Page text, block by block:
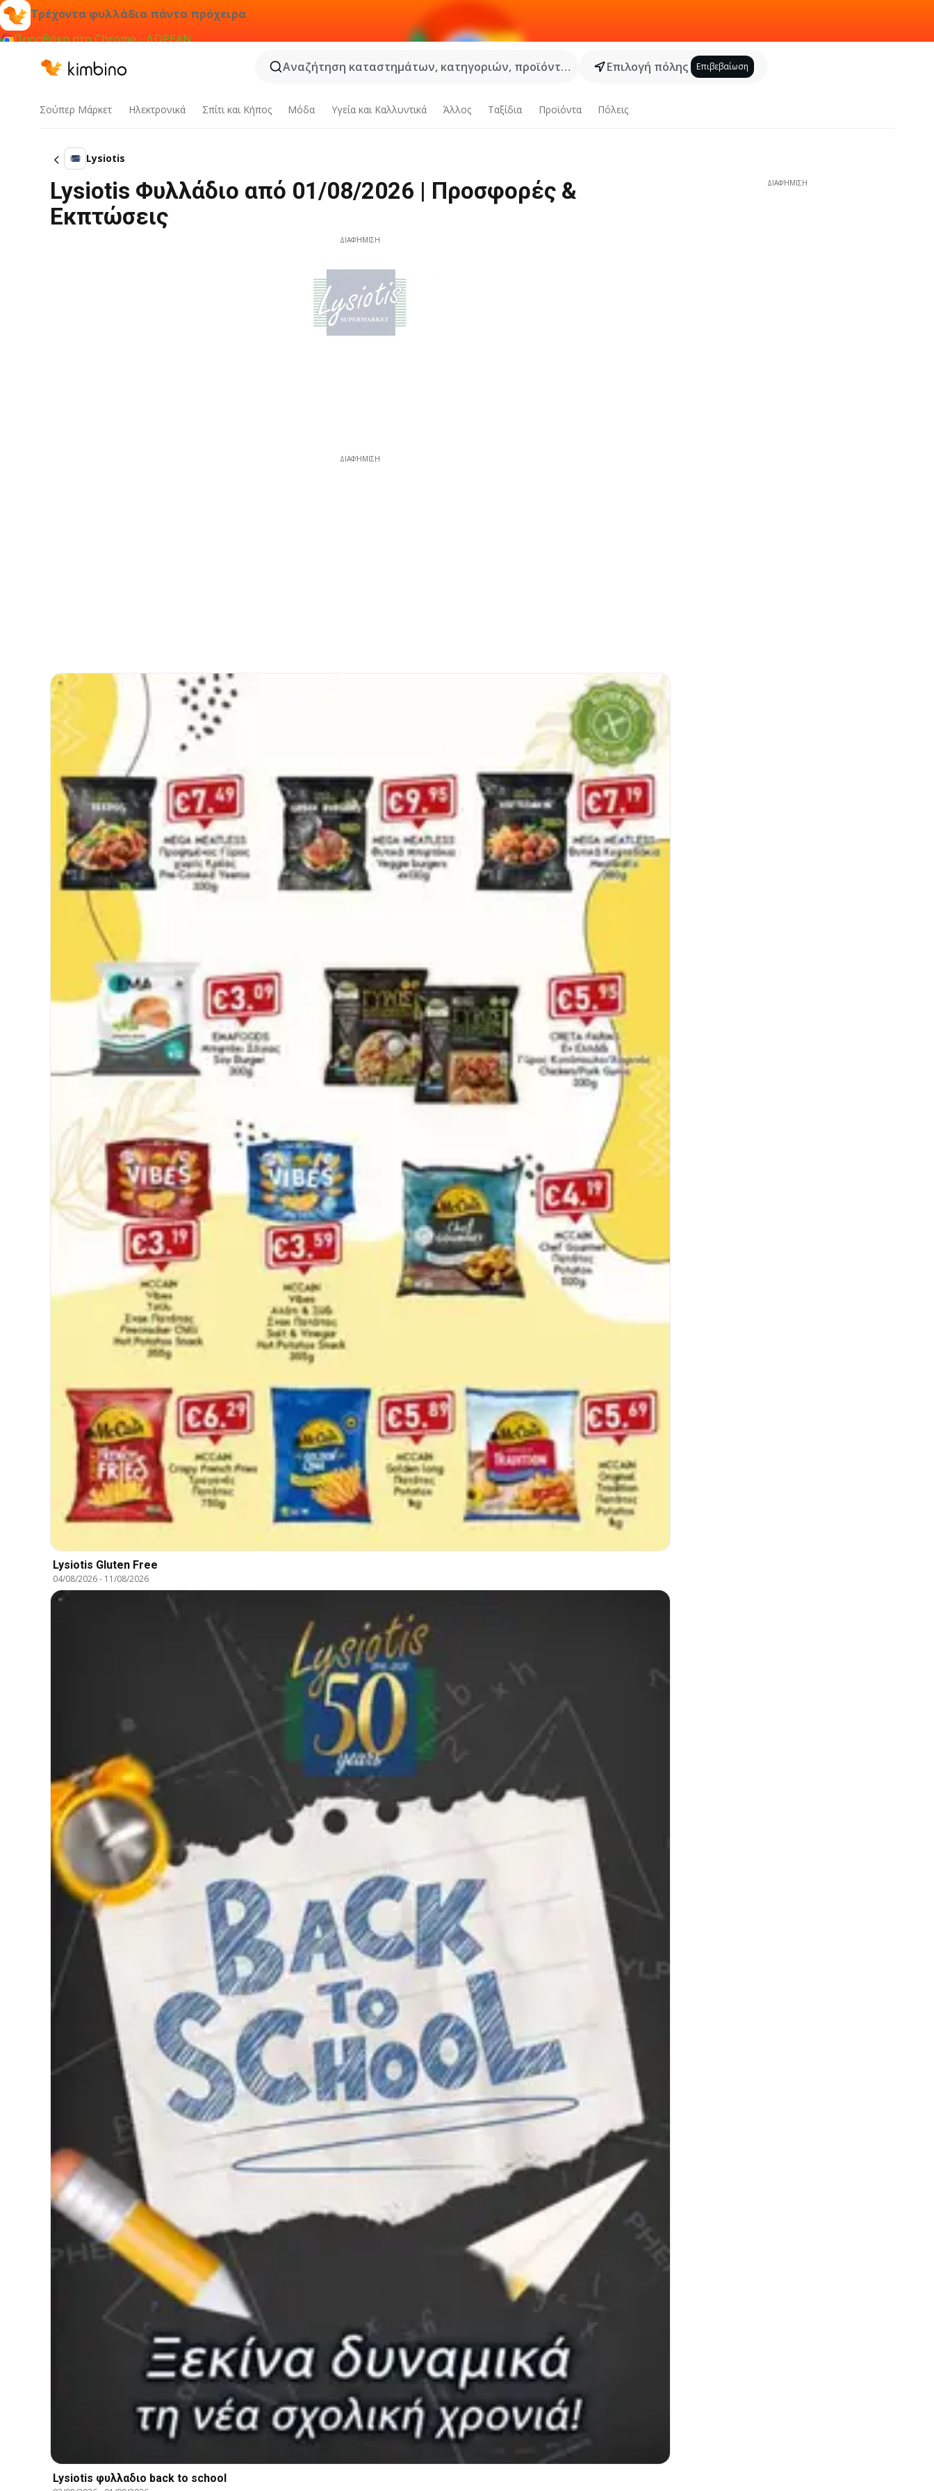
Τρέχοντα φυλλάδια πάντα πρόχειρα
Προσθήκη στο Chrome - ΔΩΡΕΑΝ
Αναζήτηση καταστημάτων, κατηγοριών, προϊόντων...
Επιλογή πόλης Επιβεβαίωση
Σούπερ Μάρκετ Hλεκτρονικά Σπίτι και Κήπος Μόδα Υγεία και Καλλυντικά Άλλος Ταξίδια Προϊόντα Πόλεις
Lysiotis
Lysiotis Φυλλάδιο από 01/08/2026 | Προσφορές &
Εκπτώσεις
ΔΙΑΦΉΜΙΣΗ
ΔΙΑΦΉΜΙΣΗ
Lysiotis Gluten Free
04/08/2026- 11/08/2026
Lysiotis φυλλαδιο back to school
ΔΙΑΦΉΜΙΣΗ